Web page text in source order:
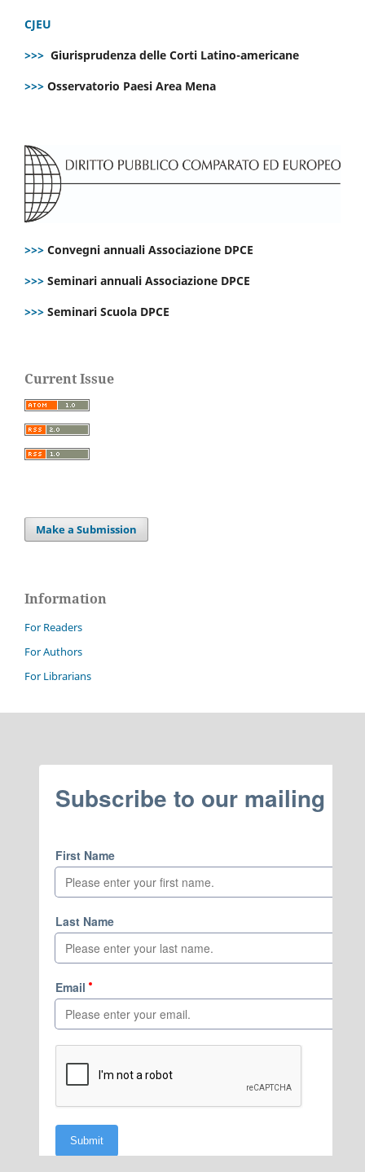
CJEU
>>> Giurisprudenza delle Corti Latino-americane
>>> Osservatorio Paesi Area Mena
>>> Convegni annuali Associazione DPCE
>>> Seminari annuali Associazione DPCE
>>> Seminari Scuola DPCE
Current Issue
Make a Submission
Information
For Readers
For Authors
For Librarians